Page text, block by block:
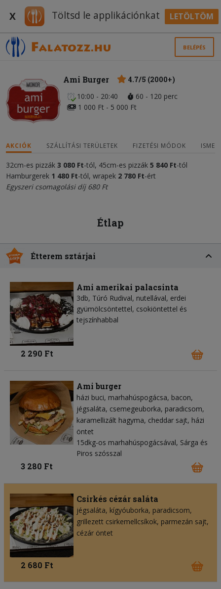
X Töltsd le applikációnkat LETÖLTÖM
BELÉPÉS
Ami Burger
4.7/5 (2000+)
10:00 - 20:40
60 - 120 perc
1 000 Ft - 5 000 Ft
AKCIÓK SZÁLLÍTÁSI TERÜLETEK FIZETÉSI MÓDOK
32cm-es pizzák 3 080 Ft-tól, 45cm-es pizzák 5 840 Ft-tól
Hamburgerek 1 480 Ft-tól, wrapek 2 780 Ft-ért
Egyszeri csomagolási díj 680 Ft
Étlap
Étterem sztárjai
Ami amerikai palacsinta
3db, Túró Rudival, nutellával, erdei
gyümölcsöntettel, csokiöntettel és
tejszínhabbal
2 290 Ft
Ami burger
házi buci marhahúspogácsa bacon
jégsaláta csemegeuborka paradicsom
karamellizált hagyma cheddar sajt házi
öntet
15dkg-os marhahúspogácsával, Sárga és
Piros szósszal
3 280 Ft
Csirkés cézár saláta
jégsaláta kígyóuborka paradicsom
grillezett csirkemellcsíkok parmezán sajt
cézár öntet
2 680 Ft